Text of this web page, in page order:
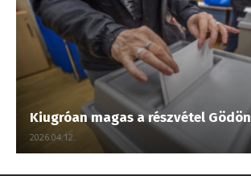
Kiugróan magas a részvétel Gödön
2026.04.12.